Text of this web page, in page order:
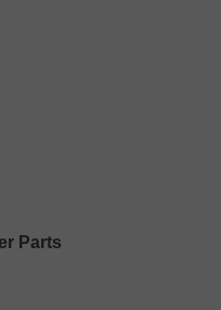
Parts